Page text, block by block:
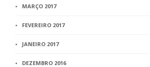
MARÇO 2017
FEVEREIRO 2017
JANEIRO 2017
DEZEMBRO 2016